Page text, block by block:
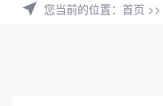
您当前的位置： 首页 >>